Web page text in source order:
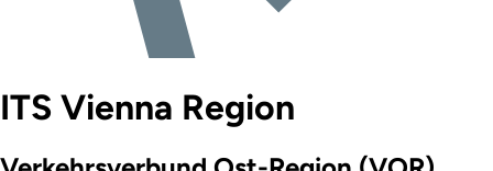
ITS Vienna Region